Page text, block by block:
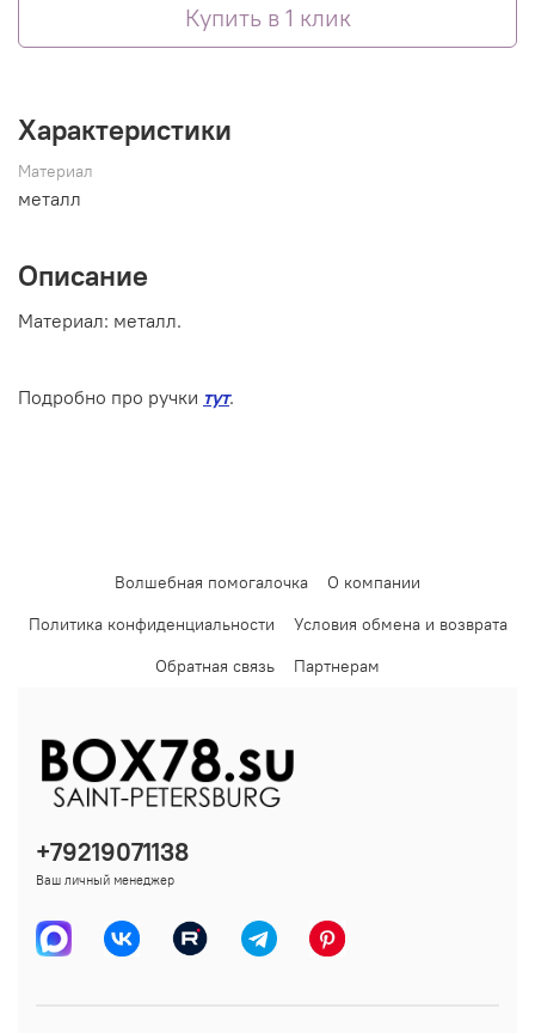
Купить в 1 клик
Характеристики
Материал
металл
Описание
Материал: металл.
Подробно про ручки тут.
Волшебная помогалочка
О компании
Политика конфиденциальности
Условия обмена и возврата
Обратная связь
Партнерам
+79219071138
Ваш личный менеджер